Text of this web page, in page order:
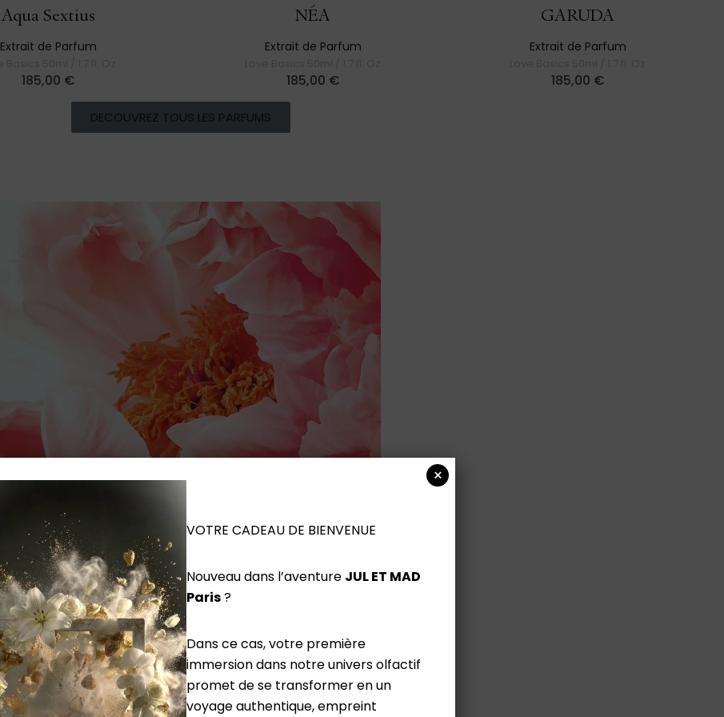
Aqua Sextius
Extrait de Parfum
185,00 €
NÉA
Extrait de Parfum
185,00 €
GARUDA
Extrait de Parfum
185,00 €
DECOUVREZ TOUS LES PARFUMS
VOTRE CADEAU DE BIENVENUE
Nouveau dans l’aventure JUL ET MAD
Paris?
Dans ce cas, votre première
immersion dans notre univers olfactif
promet de se transformer en un
voyage authentique, empreint
×